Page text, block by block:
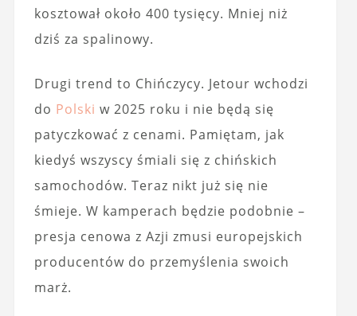
kosztował około 400 tysięcy. Mniej niż
dziś za spalinowy.
Drugi trend to Chińczycy. Jetour wchodzi
do Polski w 2025 roku i nie będą się
patyczkować z cenami. Pamiętam, jak
kiedyś wszyscy śmiali się z chińskich
samochodów. Teraz nikt już się nie
śmieje. W kamperach będzie podobnie –
presja cenowa z Azji zmusi europejskich
producentów do przemyślenia swoich
marż.